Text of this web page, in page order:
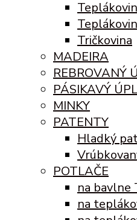
Tričkovina
MADEIRA
REBROVANÝ
PÁSIKAVÝ
MINKY
PATENTY
Hladký
POTLAČE
na bavlne
na